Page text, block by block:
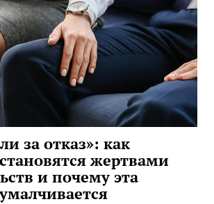
за отказ»: как
жертвами
и почему эта